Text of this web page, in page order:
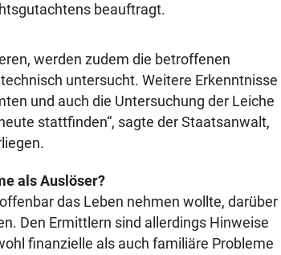
beauftragt.
werden zudem die betroffenen
untersucht. Weitere Erkenntnisse
und auch die Untersuchung der Leiche
stattfinden“, sagte der Staatsanwalt,
als Auslöser?
das Leben nehmen wollte, darüber
Den Ermittlern sind allerdings Hinweise
finanzielle als auch familiäre Probleme